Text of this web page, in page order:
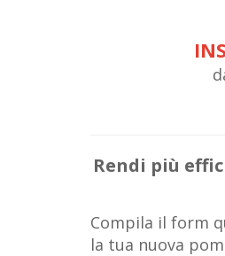
Rendi più
Compila il form
la tua nuova